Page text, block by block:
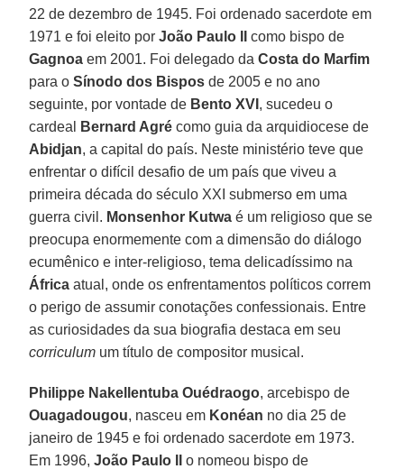
22 de dezembro de 1945. Foi ordenado sacerdote em
1971 e foi eleito porJoão Paulo II
como bispo de
Gagnoa em 2001. Foi delegado daCosta do Marfim
para oSínodo dos Bispos de 2005 e no ano
seguinte, por vontade de Bento XVI , sucedeu o
cardeal
Bernard Agré como guia da arquidiocese de
Abidjan, a capital do país. Neste ministério teve que
enfrentar o difícil desafio de um país que viveu a
primeira década do século XXI submerso em uma
guerra civil. Monsenhor Kutwa é um religioso que se
preocupa enormemente com a dimensão do diálogo
ecumênico e inter-religioso, tema delicadíssimo na
África atual, onde os enfrentamentos políticos correm
o perigo de assumir conotações confessionais. Entre
as curiosidades da sua biografia destaca em seu
corriculum um título de compositor musical.
Philippe Nakellentuba Ouédraogo, arcebispo de
Ouagadougou, nasceu em Konéan no dia 25 de
janeiro de 1945 e foi ordenado sacerdote em 1973.
Em 1996,João Paulo II
o nomeou bispo de